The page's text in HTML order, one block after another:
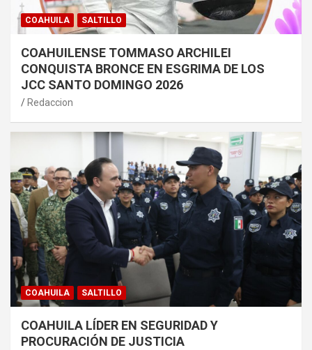
COAHUILA SALTILLO
COAHUILENSE TOMMASO ARCHILEI
CONQUISTA BRONCE EN ESGRIMA DE LOS
JCC SANTO DOMINGO 2026
Redaccion
COAHUILA SALTILLO
COAHUILA LÍDER EN SEGURIDAD Y
PROCURACIÓN DE JUSTICIA